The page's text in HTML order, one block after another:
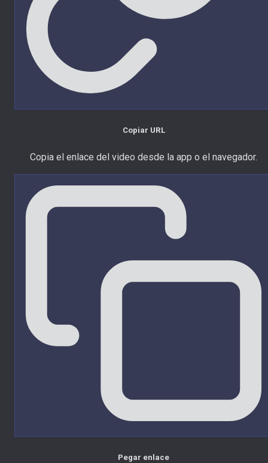
Copiar URL
Copia el enlace del video desde la app o el navegador.
Pegar enlace